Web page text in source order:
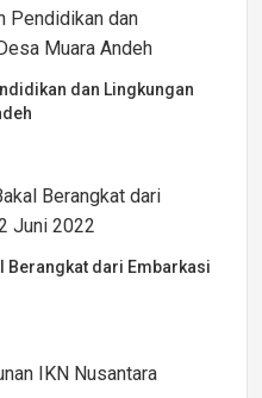
dan Lingkungan
Berangkat dari Embarkasi